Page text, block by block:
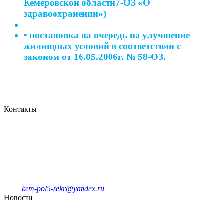
Кемеровской области7-ОЗ «О
здравоохранении»)
• постановка на очередь на улучшение
жилищных условий в соответствии с
законом от 16.05.2006г. № 58-ОЗ.
Контакты
kem-pol5-sekr@yandex.ru
Новости